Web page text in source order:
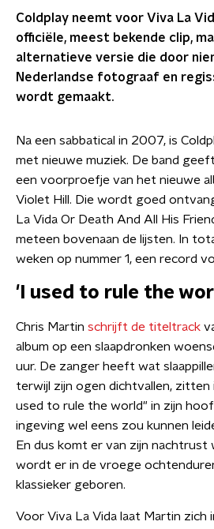
Coldplay neemt voor Viva La
officiële, meest bekende clip,
alternatieve versie die door
Nederlandse fotograaf en
wordt gemaakt.
Na een sabbatical in 2007, is
met nieuwe muziek. De band
een voorproefje van het nieuwe
Violet Hill. Die wordt goed
La Vida Or Death And All His
meteen bovenaan de lijsten. In
weken op nummer 1, een record
'I used to rule the
Chris Martin schrijft de titeltrack
album op een slaapdronken
uur. De zanger heeft wat
terwijl zijn ogen dichtvallen, zitten
used to rule the world" in zijn
ingeving wel eens zou kunnen
En dus komt er van zijn nachtrust
wordt er in de vroege
klassieker geboren.
Voor Viva La Vida laat Martin zich